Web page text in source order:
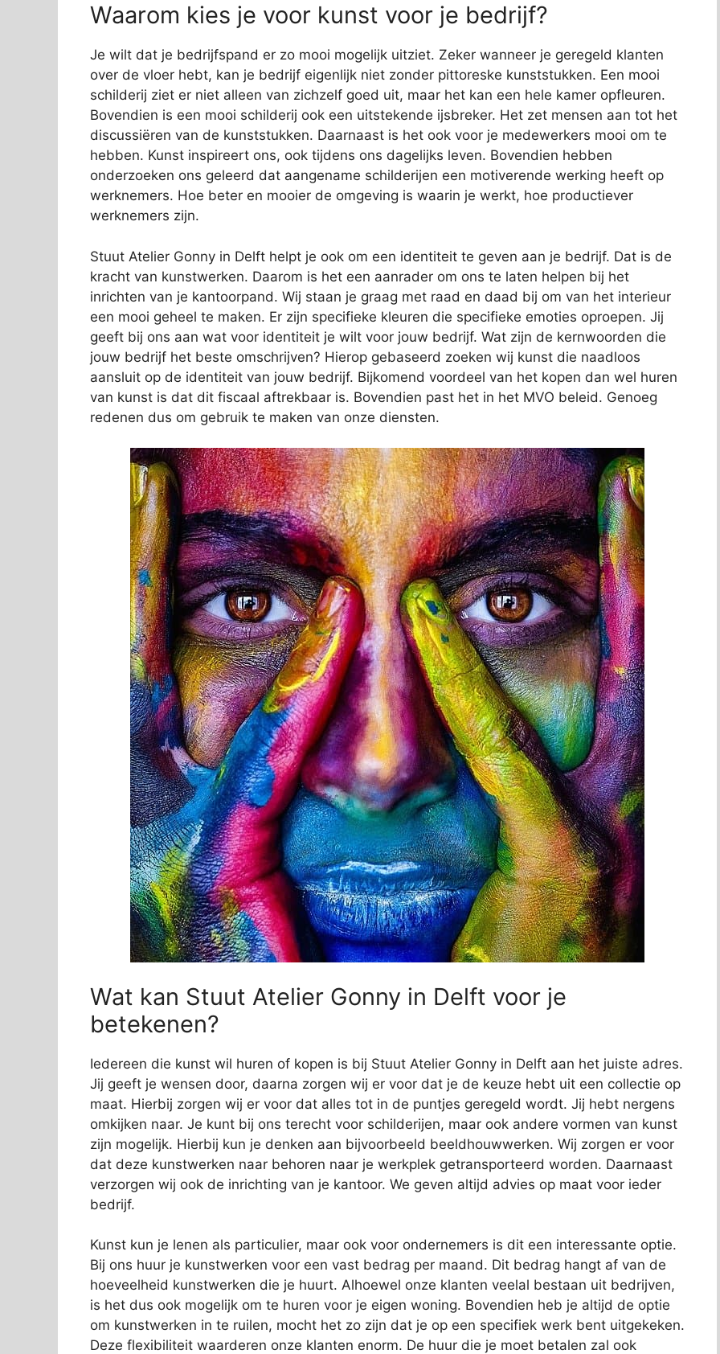
Waarom kies je voor kunst voor je bedrijf?
Je wilt dat je bedrijfspand er zo mooi mogelijk uitziet. Zeker wanneer je geregeld klanten
over de vloer hebt, kan je bedrijf eigenlijk niet zonder pittoreske kunststukken. Een mooi
schilderij ziet er niet alleen van zichzelf goed uit, maar het kan een hele kamer opfleuren.
Bovendien is een mooi schilderij ook een uitstekende ijsbreker. Het zet mensen aan tot het
discussiëren van de kunststukken. Daarnaast is het ook voor je medewerkers mooi om te
hebben. Kunst inspireert ons, ook tijdens ons dagelijks leven. Bovendien hebben
onderzoeken ons geleerd dat aangename schilderijen een motiverende werking heeft op
werknemers. Hoe beter en mooier de omgeving is waarin je werkt, hoe productiever
werknemers zijn.
Stuut Atelier Gonny in Delft helpt je ook om een identiteit te geven aan je bedrijf. Dat is de
kracht van kunstwerken. Daarom is het een aanrader om ons te laten helpen bij het
inrichten van je kantoorpand. Wij staan je graag met raad en daad bij om van het interieur
een mooi geheel te maken. Er zijn specifieke kleuren die specifieke emoties oproepen. Jij
geeft bij ons aan wat voor identiteit je wilt voor jouw bedrijf. Wat zijn de kernwoorden die
jouw bedrijf het beste omschrijven? Hierop gebaseerd zoeken wij kunst die naadloos
aansluit op de identiteit van jouw bedrijf. Bijkomend voordeel van het kopen dan wel huren
van kunst is dat dit fiscaal aftrekbaar is. Bovendien past het in het MVO beleid. Genoeg
redenen dus om gebruik te maken van onze diensten.
Wat kan Stuut Atelier Gonny in Delft voor je
betekenen?
Iedereen die kunst wil huren of kopen is bij Stuut Atelier Gonny in Delft aan het juiste adres.
Jij geeft je wensen door, daarna zorgen wij er voor dat je de keuze hebt uit een collectie op
maat. Hierbij zorgen wij er voor dat alles tot in de puntjes geregeld wordt. Jij hebt nergens
omkijken naar. Je kunt bij ons terecht voor schilderijen, maar ook andere vormen van kunst
zijn mogelijk. Hierbij kun je denken aan bijvoorbeeld beeldhouwwerken. Wij zorgen er voor
dat deze kunstwerken naar behoren naar je werkplek getransporteerd worden. Daarnaast
verzorgen wij ook de inrichting van je kantoor. We geven altijd advies op maat voor ieder
bedrijf.
Kunst kun je lenen als particulier, maar ook voor ondernemers is dit een interessante optie.
Bij ons huur je kunstwerken voor een vast bedrag per maand. Dit bedrag hangt af van de
hoeveelheid kunstwerken die je huurt. Alhoewel onze klanten veelal bestaan uit bedrijven,
is het dus ook mogelijk om te huren voor je eigen woning. Bovendien heb je altijd de optie
om kunstwerken in te ruilen, mocht het zo zijn dat je op een specifiek werk bent uitgekeken.
Deze flexibiliteit waarderen onze klanten enorm. De huur die je moet betalen zal ook